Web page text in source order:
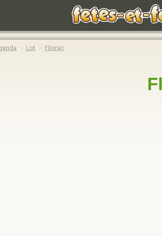
Lot Floirac